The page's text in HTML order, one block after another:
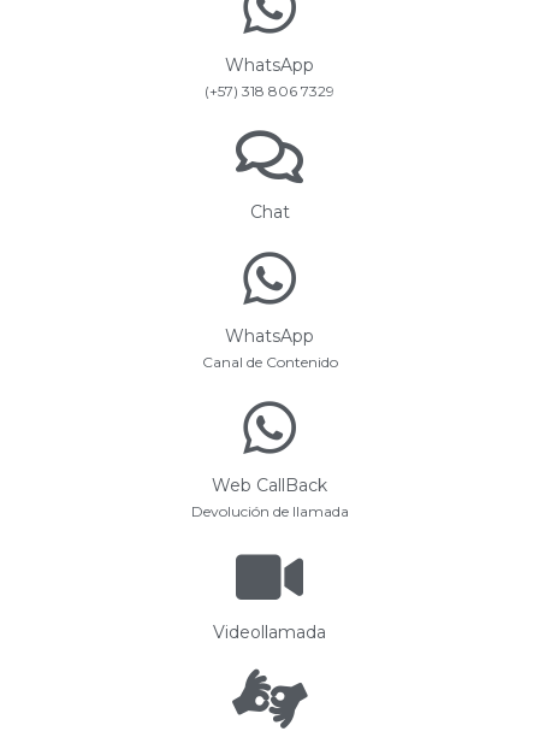
WhatsApp
(+57) 318 806 7329
Chat
WhatsApp
Canal de Contenido
Web CallBack
Devolución de llamada
Videollamada